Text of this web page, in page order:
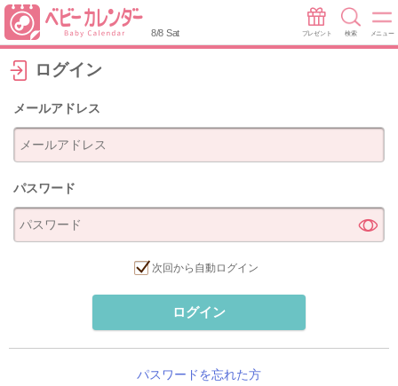
8/8 Sat プレゼント 検索 メニュー
ログイン
メールアドレス
パスワード
次回から自動ログイン
ログイン
パスワードを忘れた方